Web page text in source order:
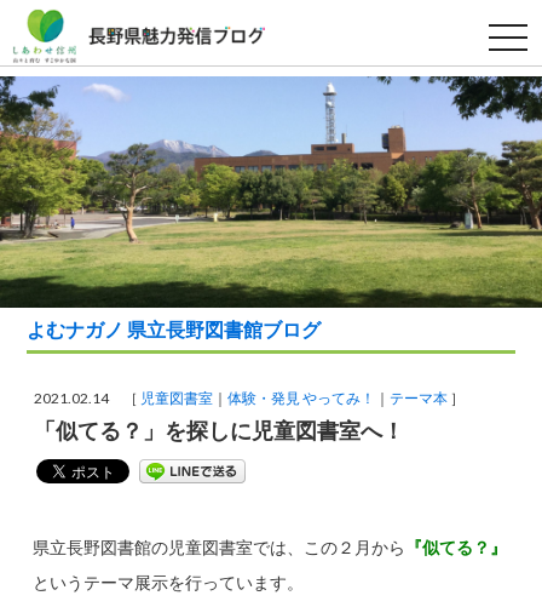
t
o
g
g
l
n
a
v
i
g
a
t
i
o
n
よむナガノ 県立長野図書館ブログ
2021.02.14 ［ 児童図書室 体験・発見 やってみ！ テーマ本 ］
「似てる？」を探しに児童図書室へ！
県立長野図書館の児童図書室では、この２月から 『似てる？』
というテーマ展示を行っています。